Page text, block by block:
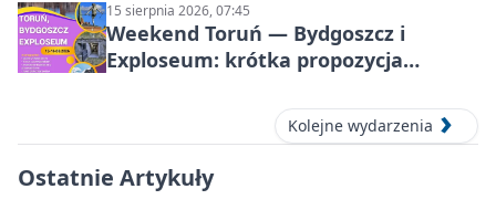
15 sierpnia 2026, 07:45
Weekend Toruń — Bydgoszcz i
Exploseum: krótka propozycja
Kolejne wydarzenia
Ostatnie Artykuły